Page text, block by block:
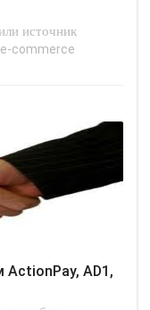
источник
commerce